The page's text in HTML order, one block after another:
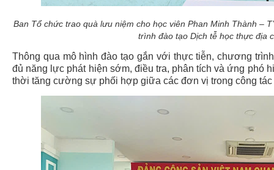
Ban Tổ chức trao quà lưu niệm cho học viên Phan Minh Thành –
trình đào tạo Dịch tễ học thực địa
Thông qua mô hình đào tạo gắn với thực tiễn, chương
đủ năng lực phát hiện sớm, điều tra, phân tích và ứng phó
thời tăng cường sự phối hợp giữa các đơn vị trong công tác